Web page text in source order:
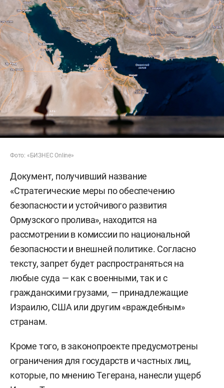
Фото: «БИЗНЕС Online»
Документ, получивший название
«Стратегические меры по обеспечению
безопасности и устойчивого развития
Ормузского пролива», находится на
рассмотрении в комиссии по национальной
безопасности и внешней политике. Согласно
тексту, запрет будет распространяться на
любые суда — как с военными, так и с
гражданскими грузами, — принадлежащие
Израилю, США или другим «враждебным»
странам.
Кроме того, в законопроекте предусмотрены
ограничения для государств и частных лиц,
которые, по мнению Тегерана, нанесли ущерб